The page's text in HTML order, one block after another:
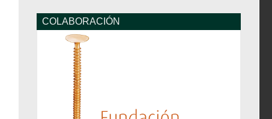
COLABORACIÓN